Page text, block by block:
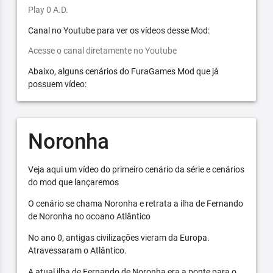
Play 0 A.D.
Canal no Youtube para ver os vídeos desse Mod:
Acesse o canal diretamente no Youtube
Abaixo, alguns cenários do FuraGames Mod que já
possuem vídeo:
Noronha
Veja aqui um vídeo do primeiro cenário da série e cenários
do mod que lançaremos
O cenário se chama Noronha e retrata a ilha de Fernando
de Noronha no ocoano Atlântico
No ano 0, antigas civilizações vieram da Europa.
Atravessaram o Atlântico.